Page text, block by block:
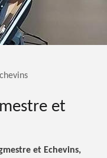
et
et Echevins,